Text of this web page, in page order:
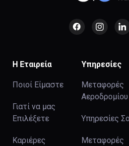
Η Εταιρεία
Ποιοί Είμαστε
Γιατί να μας
Επιλέξετε
Καριέρες
Υπηρεσίες
Μεταφορές
Αεροδρομίου
Υπηρεσίες
Μεταφορές